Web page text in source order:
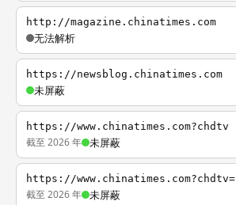
http://magazine.chinatimes.com
无法解析
https://newsblog.chinatimes.com
未屏蔽
https://www.chinatimes.com?chdtv
截至 2026 年 未屏蔽
https://www.chinatimes.com?chdtv=
截至 2026 年 未屏蔽